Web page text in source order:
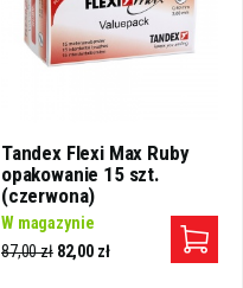
Tandex Flexi Max Ruby
opakowanie 15 szt.
(czerwona)
W magazynie
87,00 zł 82,00 zł